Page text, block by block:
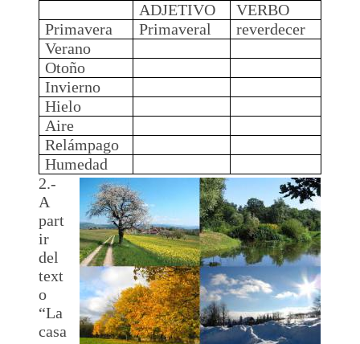
ADJETIVO
VERBO
Primavera
Primaveral
reverdecer
Verano
Otoño
Invierno
Hielo
Aire
Relámpago
Humedad
2.-
A
part
ir
del
text
o
“La
casa